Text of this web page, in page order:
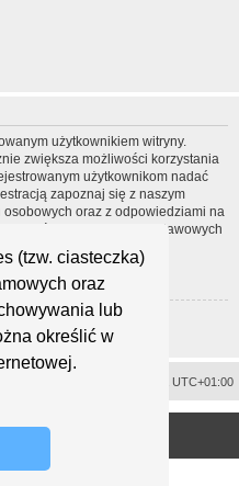
(tzw. ciasteczka)
oraz
lub
określić w
użytkownikiem witryny.
zwiększa możliwości korzystania
użytkownikom nadać
zapoznaj się z naszym
oraz z odpowiedziami na
wyjaśnionych wiele podstawowych
UTC+01:00
phpBB Limited